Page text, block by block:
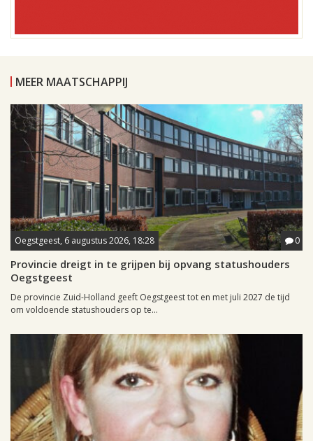
MEER MAATSCHAPPIJ
Oegstgeest, 6 augustus 2026, 18:28 0
Provincie dreigt in te grijpen bij opvang statushouders
Oegstgeest
De provincie Zuid-Holland geeft Oegstgeest tot en met juli 2027 de tijd
om voldoende statushouders op te...